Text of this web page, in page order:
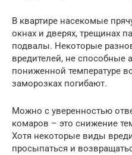
В квартире насекомые
окнах и дверях, трещинах
подвалы. Некоторые
вредителей, не способные
пониженной температуре
заморозках погибают.
Можно с уверенностью
комаров – это снижение
Хотя некоторые виды
просыпаться и